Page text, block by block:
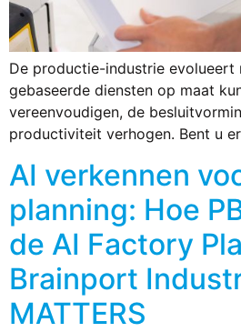
De productie-industrie evolueert
gebaseerde diensten op maat
vereenvoudigen, de
productiviteit verhogen. Bent u
AI verkennen
planning: Hoe
de AI Factory
Brainport
MATTERS